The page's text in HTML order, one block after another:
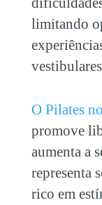
limitando
O Pilates
promove
aumenta a
representa
rico em